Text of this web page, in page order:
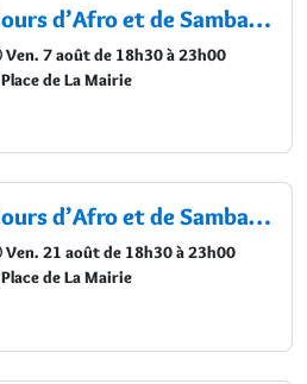
Cours d’Afro et de Samba avec Lady V.
Ven. 7 août de 18h30 à 23h00
Place de La Mairie
Cours d’Afro et de Samba avec Lady V.
Ven. 21 août de 18h30 à 23h00
Place de La Mairie